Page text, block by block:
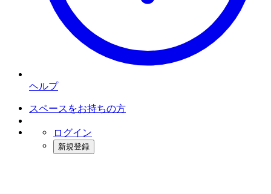
ヘルプ
スペースをお持ちの方
ログイン
新規登録